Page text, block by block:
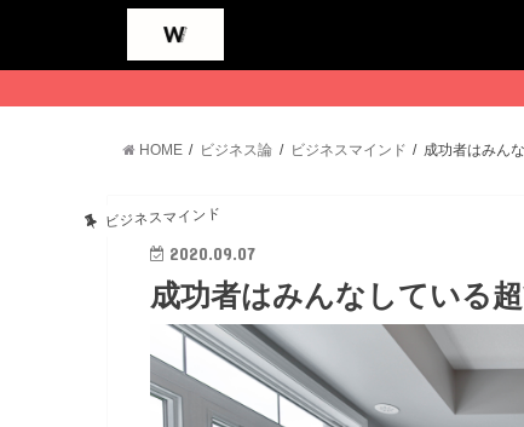
HOME ビジネス論 ビジネスマインド 成功者はみん
ビジネスマインド
2020.09.07
成功者はみんなしている